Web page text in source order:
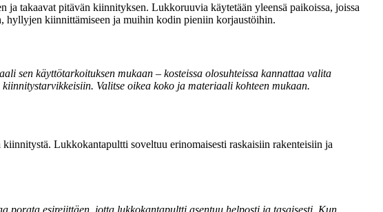
takaavat pitävän kiinnityksen. Lukkoruuvia käytetään yleensä paikoissa, joissa
hyllyjen kiinnittämiseen ja muihin kodin pieniin korjaustöihin.
sen käyttötarkoituksen mukaan – kosteissa olosuhteissa kannattaa valita
Valitse oikea koko ja materiaali kohteen mukaan.
Lukkokantapultti soveltuu erinomaisesti raskaisiin rakenteisiin ja